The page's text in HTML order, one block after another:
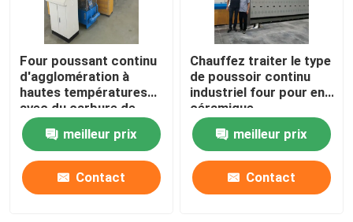
Maison
Four poussant continu
d'agglomération à
hautes températures
avec du carbure de
silicium Rods pour les
pièces structurelles de
zircone d'alumine
meilleur prix
Contact
Chauffez traiter le type
de poussoir continu
industriel four pour en
céramique
meilleur prix
Contact